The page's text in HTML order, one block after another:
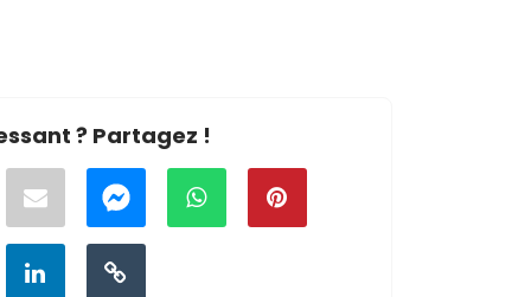
? Partagez !